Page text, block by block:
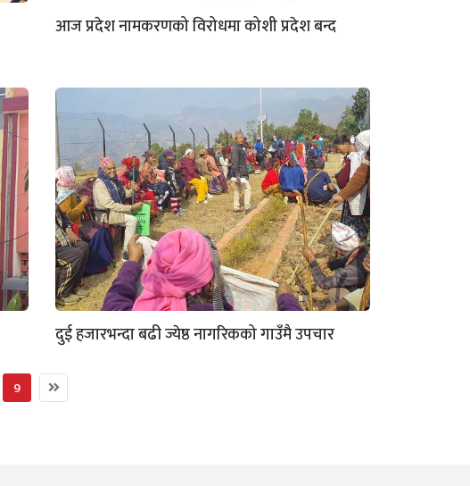
आज प्रदेश नामकरणको विरोधमा कोशी प्रदेश बन्द
दुई हजारभन्दा बढी ज्येष्ठ नागरिकको गाउँमै उपचार
9